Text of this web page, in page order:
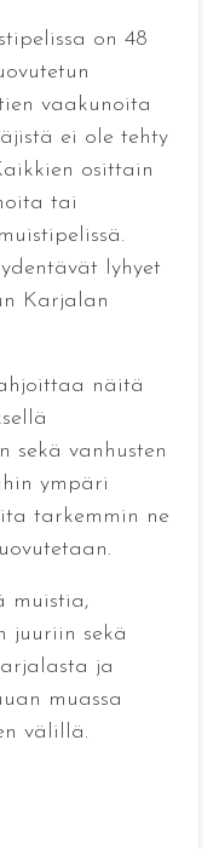
on 48
vaakunoita
ei ole tehty
osittain
tai
lyhyet
Karjalan
näitä
sekä vanhusten
ympäri
tarkemmin ne
muistia,
juuriin sekä
ja
muassa
välillä.